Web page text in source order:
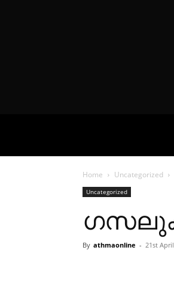
Home Uncategorized
Uncategorized
By athmaonline - 21st